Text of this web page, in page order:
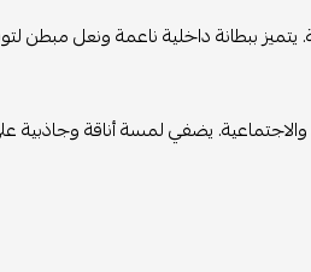
يتميز ببطانة داخلية ناعمة ونعل
يضفي لمسة أناقة